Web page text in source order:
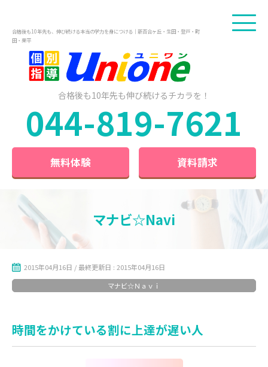
合格後も10年先も、伸び続ける本当の学力を身につける｜新百合ヶ丘・生田・登戸・町
田・栗平
合格後も10年先も伸び続けるチカラを！
044-819-7621
無料体験 資料請求
マナビ☆Navi
2015年04月16日 / 最終更新日 : 2015年04月16日
マナビ☆Ｎａｖｉ
時間をかけている割に上達が遅い人